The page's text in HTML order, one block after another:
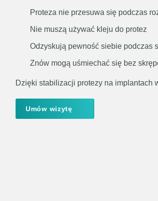
Proteza nie przesuwa się podczas
Nie muszą używać kleju do protez
Odzyskują pewność siebie podczas
Znów mogą uśmiechać się bez
Dzięki stabilizacji protezy na implantach
Umów wizytę